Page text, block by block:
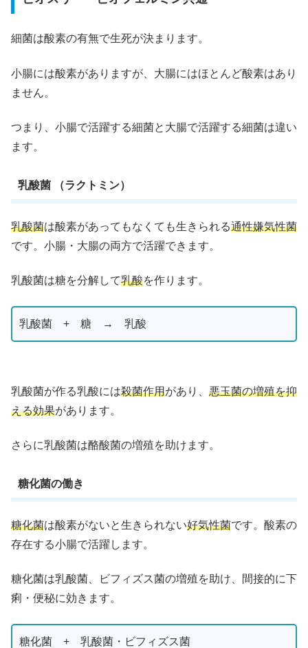
細菌は酸素の有無で生死が決まります。
小腸には酸素がありますが、大腸にはほとんど酸素はあり
ません。
つまり、小腸で活躍する細菌と大腸で活躍する細菌は違い
ます。
乳酸菌 （ラクトミン）
乳酸菌は酸素があってもなくても生きられる通性嫌気性菌
です。小腸・大腸の両方で活躍できます。
乳酸菌は糖を分解して乳酸を作ります。
乳酸菌 + 糖 → 乳酸
乳酸菌が作る乳酸には殺菌作用があり、 悪玉菌の増殖を抑
える効果があります。
さらに乳酸菌は酪酸菌の増殖を助けます。
糖化菌の働き
糖化菌は酸素がないと生きられない好気性菌です。酸素の
存在する小腸で活躍します。
糖化菌は乳酸菌、ビフィズス菌の増殖を助け、間接的に下
痢・便秘に効きます。
糖化菌 + 乳酸菌・ビフィズス菌